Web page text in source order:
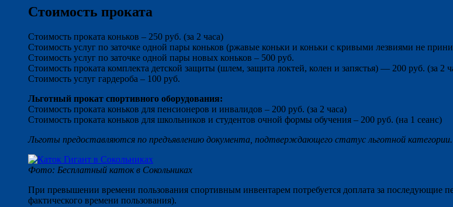
Стоимость проката
Стоимость проката коньков – 250 руб. (за 2 часа)
Стоимость услуг по заточке одной пары коньков (ржавые коньки и коньки с кривыми лезвиями не
Стоимость услуг по заточке одной пары новых коньков – 500 руб.
Стоимость проката комплекта детской защиты (шлем, защита локтей, колен и запястья) — 200 руб. (за 2
Стоимость услуг гардероба – 100 руб.
Льготный прокат спортивного оборудования:
Стоимость проката коньков для пенсионеров и инвалидов – 200 руб. (за 2 часа)
Стоимость проката коньков для школьников и студентов очной формы обучения – 200 руб. (на 1 сеанс)
Льготы предоставляются по предъявлению документа, подтверждающего статус льготной категории.
Фото: Бесплатный каток в Сокольниках
При превышении времени пользования спортивным инвентарем потребуется доплата за последующие
фактического времени пользования).